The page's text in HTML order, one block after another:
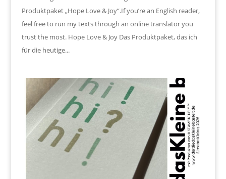
Produktpaket „Hope Love & Joy“.If you’re an English reader,
feel free to run my texts through an online translator you
trust the most. Hope Love & Joy Das Produktpaket, das ich
für die heutige...